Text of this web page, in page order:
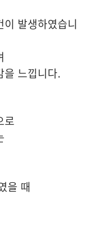
발생하였습니
을 느낍니다.
로
을 때